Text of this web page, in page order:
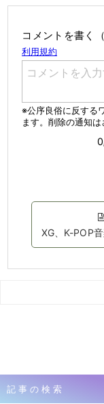
コメントを書く
XG、K-POP
記事の検索